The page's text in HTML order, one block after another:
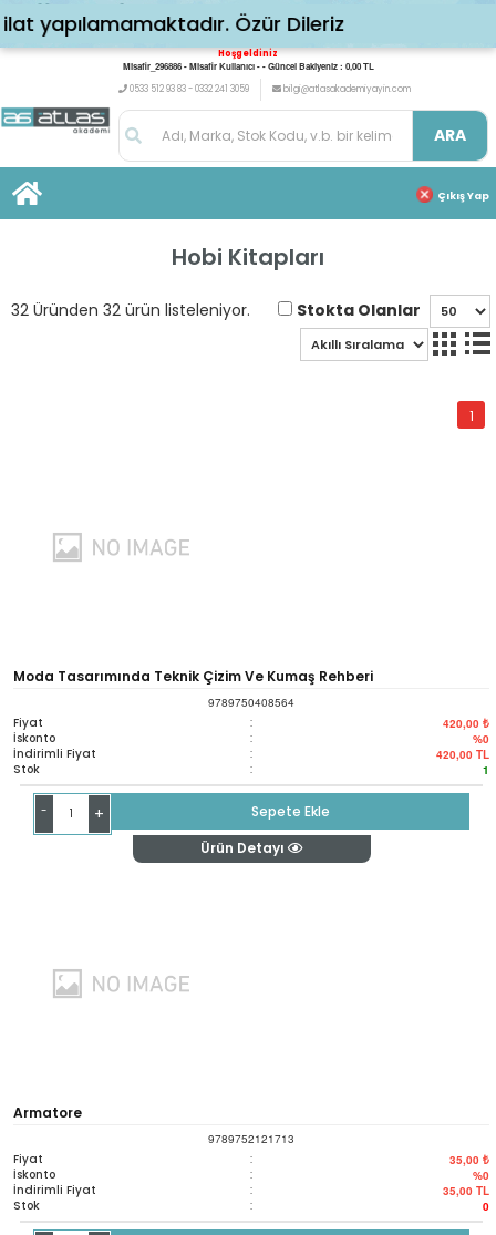
Özür Dileriz
Hoşgeldiniz
Misafir_296886 - Misafir Kullanıcı - - Güncel Bakiyeniz : 0,00 TL
0533 512 93 83 - 0332 241 3059
bilgi@atlasakademiyayin.com
ARA
Çıkış Yap
Hobi Kitapları
32 Üründen 32 ürün listeleniyor. Stokta Olanlar
1
Moda Tasarımında Teknik Çizim Ve Kumaş Rehberi
9789750408564
Fiyat : 420,00 ₺
İskonto : %0
İndirimli Fiyat : 420,00 TL
Stok : 1
- +
Sepete Ekle
Ürün Detayı
Armatore
9789752121713
Fiyat : 35,00 ₺
İskonto : %0
İndirimli Fiyat : 35,00 TL
Stok : 0